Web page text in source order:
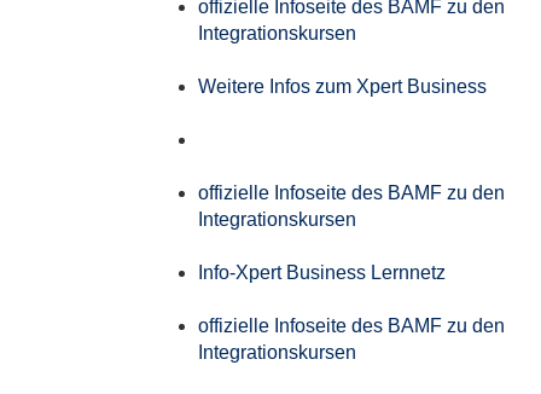
offizielle Infoseite des BAMF zu den
Integrationskursen
Weitere Infos zum Xpert Business
offizielle Infoseite des BAMF zu den
Integrationskursen
Info-Xpert Business Lernnetz
offizielle Infoseite des BAMF zu den
Integrationskursen